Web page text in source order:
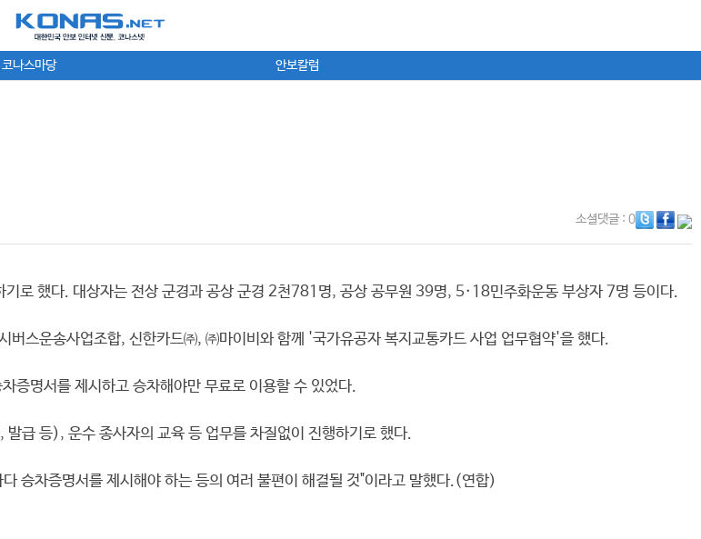
코나스마당 안보칼럼
소셜댓글: 0
로 했다. 대상자는 전상 군경과 공상 군경 2천781명, 공상 공무원 39명, 5·18민주화운동 부상자 7명 등이다.
스운송사업조합, 신한카드㈜, ㈜마이비와 함께 '국가유공자 복지교통카드 사업 업무협약'을 했다.
증명서를 제시하고 승차해야만 무료로 이용할 수 있었다.
급 등), 운수 종사자의 교육 등 업무를 차질없이 진행하기로 했다.
승차증명서를 제시해야 하는 등의 여러 불편이 해결될 것"이라고 말했다.(연합)